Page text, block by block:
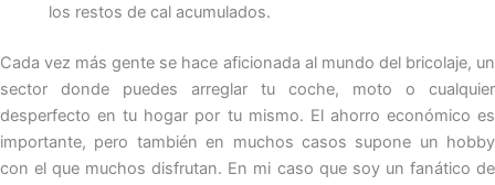
los restos de cal acumulados.
Cada vez más gente se hace aficionada al mundo del bricolaje, un
sector donde puedes arreglar tu coche, moto o cualquier
desperfecto en tu hogar por tu mismo. El ahorro económico es
importante, pero también en muchos casos supone un hobby
con el que muchos disfrutan. En mi caso que soy un fanático de